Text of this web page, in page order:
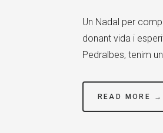
Un Nadal per
donant vida i
Pedralbes, tenim
READ MORE →